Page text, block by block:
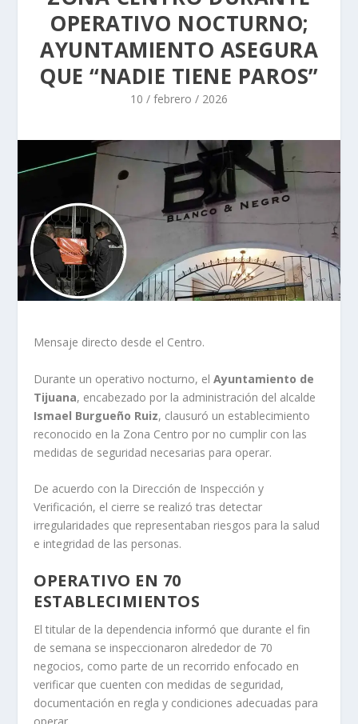
OPERATIVO NOCTURNO;
AYUNTAMIENTO ASEGURA
QUE “NADIE TIENE PAROS”
10 / febrero / 2026
Mensaje directo desde el Centro.
Durante un operativo nocturno, elAyuntamiento de
Tijuana, encabezado por la administración del alcalde
Ismael Burgueño Ruiz, clausuró un establecimiento
reconocido en la Zona Centro por no cumplir con las
medidas de seguridad necesarias para operar.
De acuerdo con la Dirección de Inspección y
Verificación, el cierre se realizó tras detectar
irregularidades que representaban riesgos para la salud
e integridad de las personas.
OPERATIVO EN 70
ESTABLECIMIENTOS
El titular de la dependencia informó que durante el fin
de semana se inspeccionaron alrededor de 70
negocios, como parte de un recorrido enfocado en
verificar que cuenten con medidas de seguridad,
documentación en regla y condiciones adecuadas para